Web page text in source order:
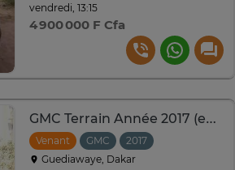
vendredi, 13:15
4 900 000 F Cfa
GMC Terrain Année 2017 (en provenance du Canada 🇨🇦)
Venant GMC 2017
Guediawaye, Dakar